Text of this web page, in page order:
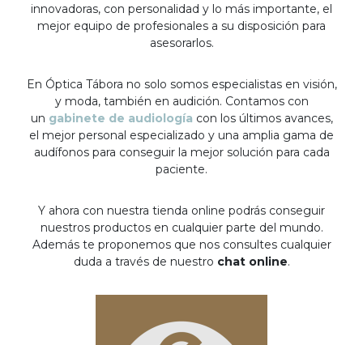
innovadoras, con personalidad y lo más importante, el
mejor equipo de profesionales a su disposición para
asesorarlos.
En Óptica Tábora no solo somos especialistas en visión,
y moda, también en audición. Contamos con
un gabinete de audiología con los últimos avances,
el mejor personal especializado y una amplia gama de
audífonos para conseguir la mejor solución para cada
paciente.
Y ahora con nuestra tienda online podrás conseguir
nuestros productos en cualquier parte del mundo.
Además te proponemos que nos consultes cualquier
duda a través de nuestro chat online.